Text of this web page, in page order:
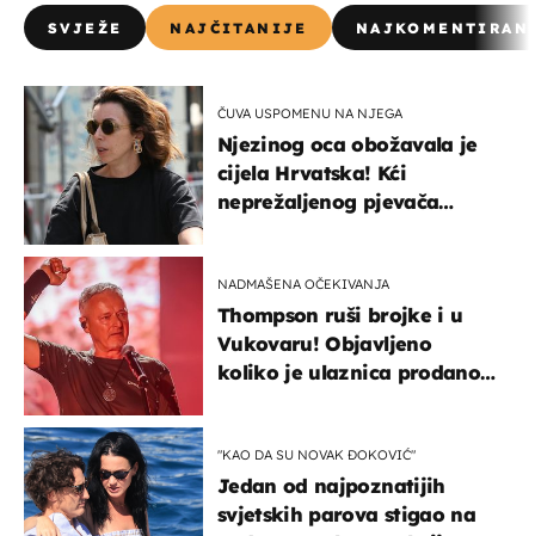
SVJEŽE NAJČITANIJE
ČUVA USPOMENU NA NJEGA
Njezinog oca obožavala je
cijela Hrvatska! Kći
neprežaljenog pjevača
NADMAŠENA OČEKIVANJA
Thompson ruši brojke i u
Vukovaru! Objavljeno
koliko je ulaznica prodano
"KAO DA SU NOVAK ĐOKOVIĆ"
Jedan od najpoznatijih
svjetskih parova stigao na